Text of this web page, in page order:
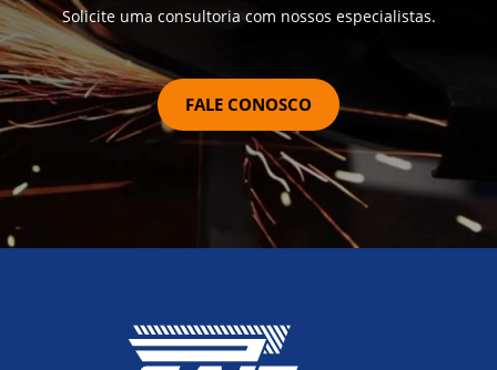
Solicite uma consultoria com nossos especialistas.
FALE CONOSCO